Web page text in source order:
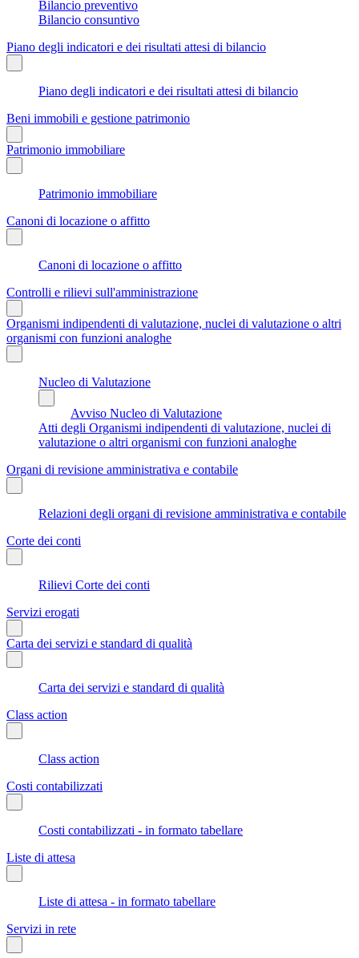
Bilancio preventivo
Bilancio consuntivo
Piano degli indicatori e dei risultati attesi di bilancio
Piano degli indicatori e dei risultati attesi di bilancio
Beni immobili e gestione patrimonio
Patrimonio immobiliare
Patrimonio immobiliare
Canoni di locazione o affitto
Canoni di locazione o affitto
Controlli e rilievi sull'amministrazione
Organismi indipendenti di valutazione, nuclei di valutazione o altri
organismi con funzioni analoghe
Nucleo di Valutazione
Avviso Nucleo di Valutazione
Atti degli Organismi indipendenti di valutazione, nuclei di
valutazione o altri organismi con funzioni analoghe
Organi di revisione amministrativa e contabile
Relazioni degli organi di revisione amministrativa e contabile
Corte dei conti
Rilievi Corte dei conti
Servizi erogati
Carta dei servizi e standard di qualità
Carta dei servizi e standard di qualità
Class action
Class action
Costi contabilizzati
Costi contabilizzati - in formato tabellare
Liste di attesa
Liste di attesa - in formato tabellare
Servizi in rete